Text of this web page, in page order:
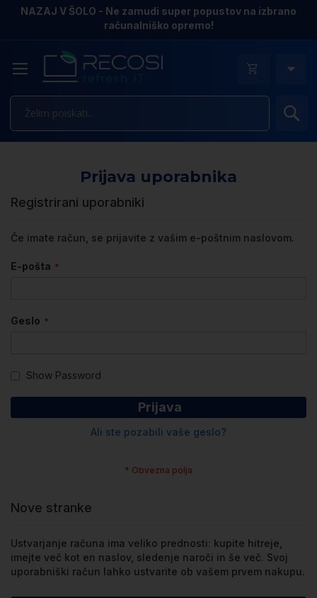
NAZAJ V ŠOLO - Ne zamudi super popustov na izbrano
računalniško opremo!
Prijava uporabnika
Registrirani uporabniki
Če imate račun, se prijavite z vašim e-poštnim naslovom.
E-pošta
Geslo
Show Password
Prijava
Ali ste pozabili vaše geslo?
Nove stranke
Ustvarjanje računa ima veliko prednosti: kupite hitreje,
imejte več kot en naslov, sledenje naroči in še več. Svoj
uporabniški račun lahko ustvarite ob vašem prvem nakupu.